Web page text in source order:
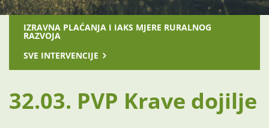
IZRAVNA PLAĆANJA I IAKS MJERE RURALNOG
RAZVOJA
SVE INTERVENCIJE
32.03. PVP Krave dojilje